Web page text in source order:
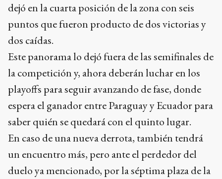
dejó en la cuarta posición de la zona con seis
puntos que fueron producto de dos victorias y
dos caídas.
Este panorama lo dejó fuera de las semifinales de
la competición y, ahora deberán luchar en los
playoffs para seguir avanzando de fase, donde
espera el ganador entre Paraguay y Ecuador para
saber quién se quedará con el quinto lugar.
En caso de una nueva derrota, también tendrá
un encuentro más, pero ante el perdedor del
duelo ya mencionado, por la séptima plaza de la